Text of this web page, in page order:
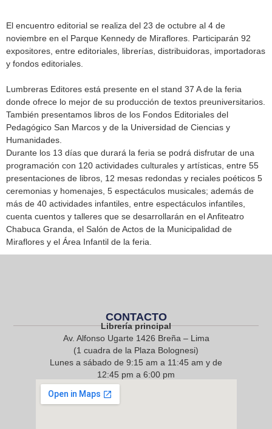
El encuentro editorial se realiza del 23 de octubre al 4 de
noviembre en el Parque Kennedy de Miraflores. Participarán 92
expositores, entre editoriales, librerías, distribuidoras, importadoras
y fondos editoriales.
Lumbreras Editores está presente en el stand 37 A de la feria
donde ofrece lo mejor de su producción de textos preuniversitarios.
También presentamos libros de los Fondos Editoriales del
Pedagógico San Marcos y de la Universidad de Ciencias y
Humanidades.
Durante los 13 días que durará la feria se podrá disfrutar de una
programación con 120 actividades culturales y artísticas, entre 55
presentaciones de libros, 12 mesas redondas y reciales poéticos 5
ceremonias y homenajes, 5 espectáculos musicales; además de
más de 40 actividades infantiles, entre espectáculos infantiles,
cuenta cuentos y talleres que se desarrollarán en el Anfiteatro
Chabuca Granda, el Salón de Actos de la Municipalidad de
Miraflores y el Área Infantil de la feria.
CONTACTO
Librería principal
Av. Alfonso Ugarte 1426 Breña – Lima
(1 cuadra de la Plaza Bolognesi)
Lunes a sábado de 9:15 am a 11:45 am y de
12:45 pm a 6:00 pm
968 217 912